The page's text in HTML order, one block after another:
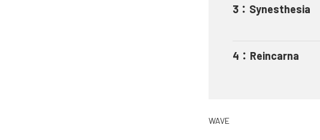
3 ： Synesthesia
4 ： Reincarna
WAVE